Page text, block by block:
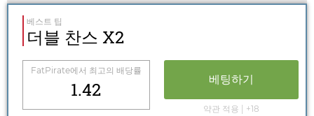
베스트 팁
더블 찬스 X2
FatPirate에서 최고의 배당률
1.42 베팅하기
약관 적용 | +18